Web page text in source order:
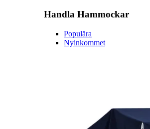
Handla Hammockar
Populära
Nyinkommet